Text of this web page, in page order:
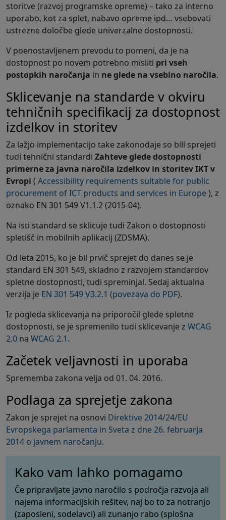
storitve (razvoj programske opreme) – tako za interno
uporabo, kot za splet, nabavo opreme ipd… vsebovati
ustrezne določbe glede univerzalne dostopnosti.
V poenostavljenem prevodu to pomeni, da je na
dostopnost po novem potrebno misliti pri vseh
postopkih naročanja in ne glede na vsebino naročila.
Sklicevanje na standarde v okviru
tehničnih specifikacij za dostopnost
izdelkov in storitev
Za lažjo implementacijo take zakonodaje so bili sprejeti
tudi tehnični standardi Zahteve glede dostopnosti
primerne za javna naročila izdelkov in storitev IKT v
Evropi ( Accessibility requirements suitable for public
procurement of ICT products and services in Europe), z
oznako EN 301 549 V1.1.2 (2015-04).
Na isti standard se sklicuje tudi Zakon o dostopnosti
spletišč in mobilnih aplikacij (ZDSMA).
Od leta 2015, ko je bil prvič sprejet do danes se je
standard EN 301 549, skladno z razvojem standardov
spletne dostopnosti, tudi spreminjal. Sedaj aktualna
verzija je EN 301 549 V3.2.1 (povezava do PDF).
Iz pogleda sklicevanja na priporočil glede spletne
dostopnosti, se je spremenilo tudi sklicevanje z WCAG
2.0 na WCAG 2.1.
Začetek veljavnosti in uporaba
Sprememba zakona velja od 01. 04. 2016.
Podlaga za sprejetje zakona
Zakon je sprejet na osnovi Direktive 2014/24/EU
Evropskega parlamenta in Sveta z dne 26. februarja
2014 o javnem naročanju.
Kako vam lahko pomagamo
Če pripravljate javno naročilo s področja razvoja ali
najema informacijskih rešitev, naj bo to za notranjo
(zaposleni, sodelavci) ali zunanjo rabo (splošna